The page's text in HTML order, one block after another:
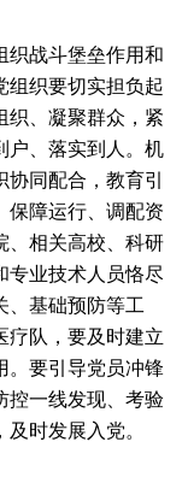
战斗堡垒作用和
组织要切实担负起
织、凝聚群众，紧
户、落实到人。机
同配合，教育引
保障运行、调配资
、相关高校、科研
专业技术人员恪尽
、基础预防等工
疗队，要及时建立
。要引导党员冲锋
控一线发现、考验
时发展入党。